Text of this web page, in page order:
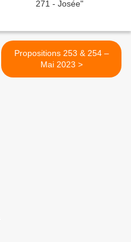
Propositions 253 & 254 –
Mai 2023 >